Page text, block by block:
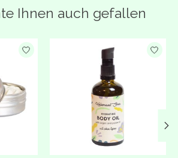
Ihnen auch gefallen
Artikel